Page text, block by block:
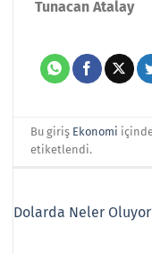
Tunacan Atalay
Bu giriş Ekonomi
etiketlendi.
Dolarda Neler